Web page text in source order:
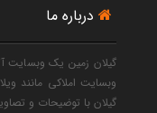
درباره ما
گیلان زمین یک وبسایت
وبسایت املاکی مانند
گیلان با توضیحات و